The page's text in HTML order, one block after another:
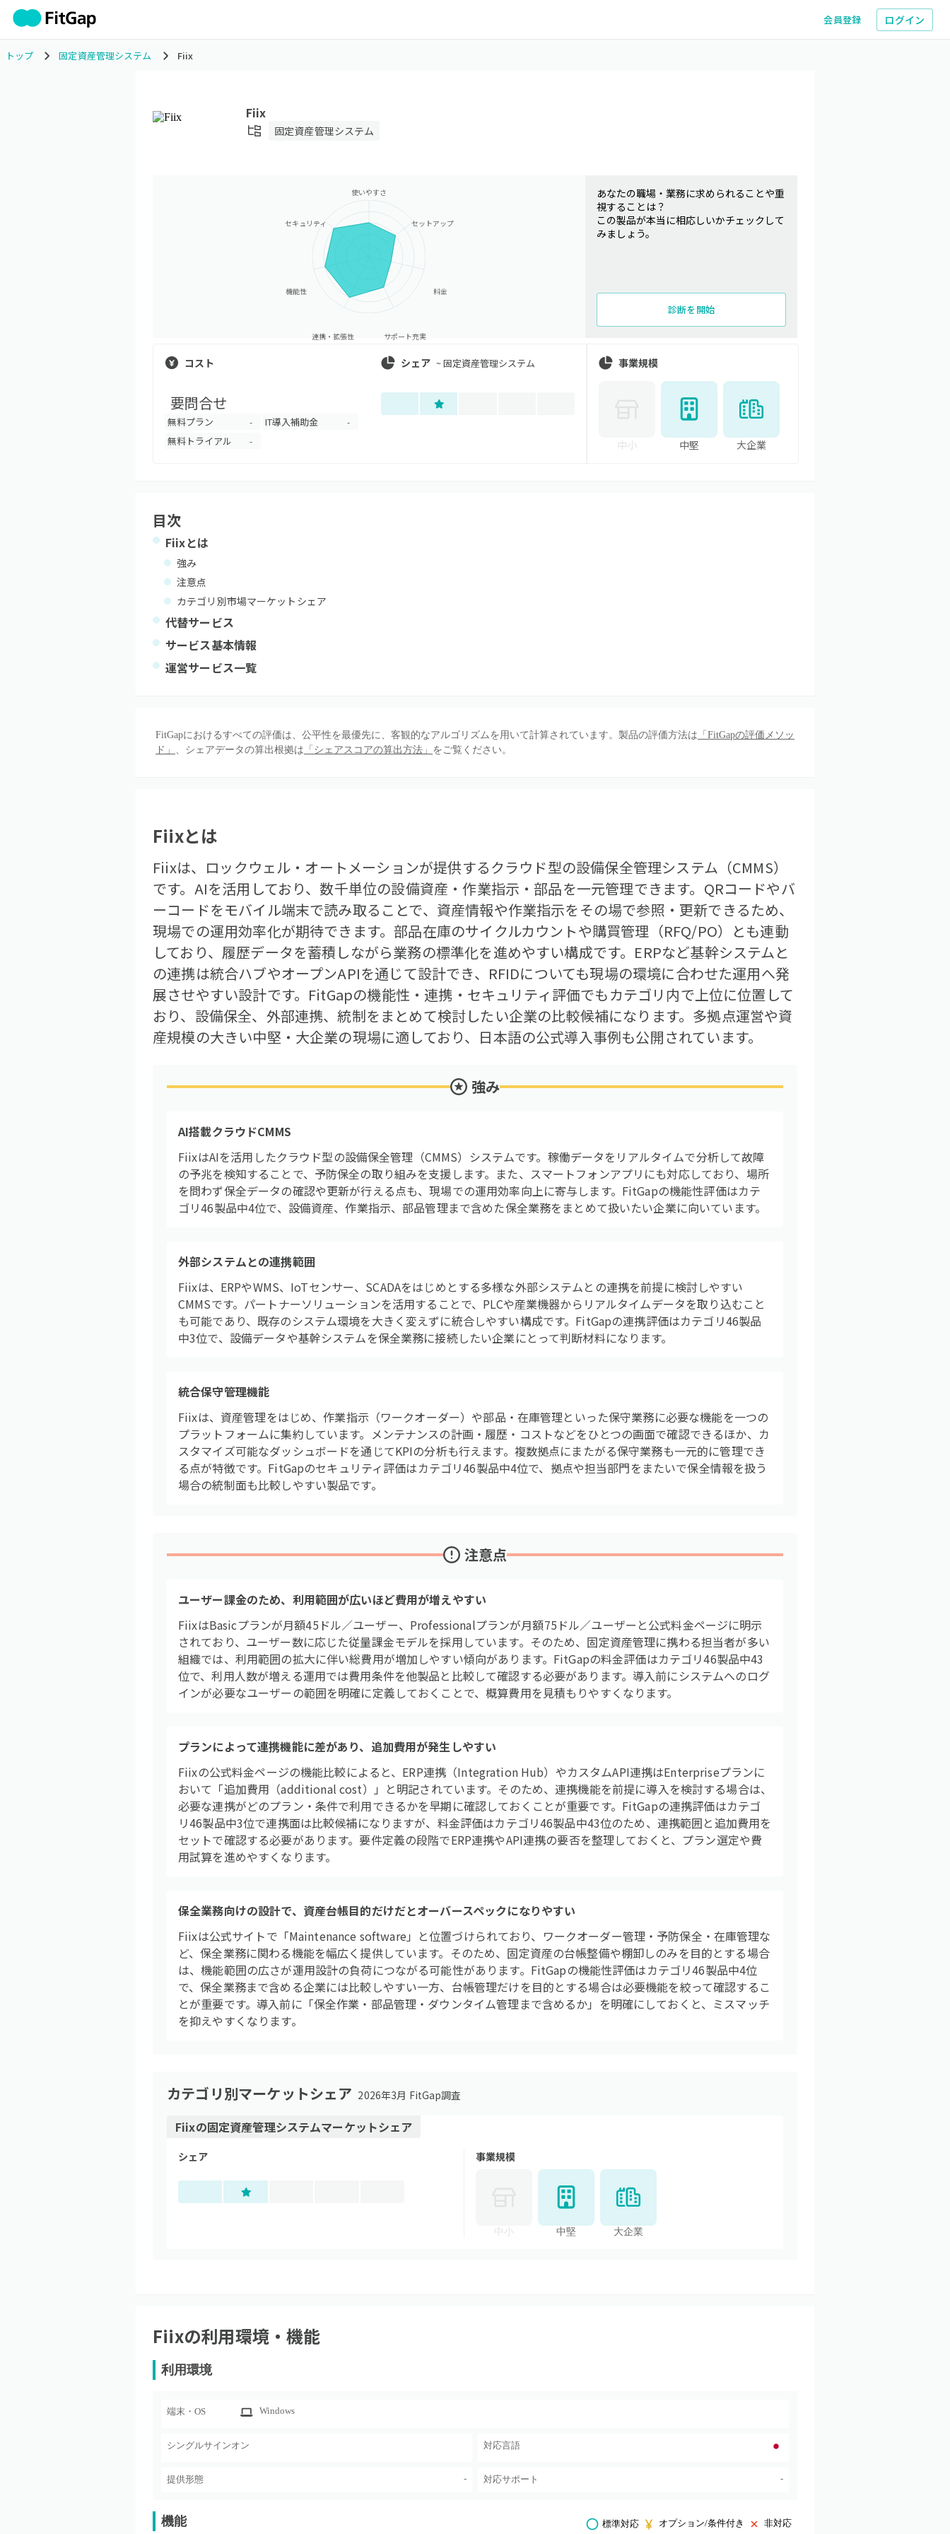
会員登録 ログイン
トップ 固定資産管理システム Fiix
Fiix
固定資産管理システム
使いやすさ
セットアップ
料金
サポート充実
連携・拡張性
機能性
セキュリティ
あなたの職場・業務に求められることや重
視することは？
この製品が本当に相応しいかチェックして
みましょう。
診断を開始
コスト
要問合せ
無料プラン - IT導入補助金 -
無料トライアル -
シェア ~固定資産管理システム 事業規模
中小 中堅 大企業
目次
Fiixとは
強み
注意点
カテゴリ別市場マーケットシェア
代替サービス
サービス基本情報
運営サービス一覧
FitGapにおけるすべての評価は、公平性を最優先に、客観的なアルゴリズムを用いて計算されています。製品の評価方法は 「FitGapの評価メソッ
ド」 、シェアデータの算出根拠は 「シェアスコアの算出方法」 をご覧ください。
Fiixとは
Fiixは、ロックウェル・オートメーションが提供するクラウド型の設備保全管理システム（CMMS）
です。AIを活用しており、数千単位の設備資産・作業指示・部品を一元管理できます。QRコードやバ
ーコードをモバイル端末で読み取ることで、資産情報や作業指示をその場で参照・更新できるため、
現場での運用効率化が期待できます。部品在庫のサイクルカウントや購買管理（RFQ/PO）とも連動
しており、履歴データを蓄積しながら業務の標準化を進めやすい構成です。ERPなど基幹システムと
の連携は統合ハブやオープンAPIを通じて設計でき、RFIDについても現場の環境に合わせた運用へ発
展させやすい設計です。FitGapの機能性・連携・セキュリティ評価でもカテゴリ内で上位に位置して
おり、設備保全、外部連携、統制をまとめて検討したい企業の比較候補になります。多拠点運営や資
産規模の大きい中堅・大企業の現場に適しており、日本語の公式導入事例も公開されています。
強み
AI搭載クラウドCMMS
FiixはAIを活用したクラウド型の設備保全管理（CMMS）システムです。稼働データをリアルタイムで分析して故障
の予兆を検知することで、予防保全の取り組みを支援します。また、スマートフォンアプリにも対応しており、場所
を問わず保全データの確認や更新が行える点も、現場での運用効率向上に寄与します。FitGapの機能性評価はカテ
ゴリ46製品中4位で、設備資産、作業指示、部品管理まで含めた保全業務をまとめて扱いたい企業に向いています。
外部システムとの連携範囲
Fiixは、ERPやWMS、IoTセンサー、SCADAをはじめとする多様な外部システムとの連携を前提に検討しやすい
CMMSです。パートナーソリューションを活用することで、PLCや産業機器からリアルタイムデータを取り込むこと
も可能であり、既存のシステム環境を大きく変えずに統合しやすい構成です。FitGapの連携評価はカテゴリ46製品
中3位で、設備データや基幹システムを保全業務に接続したい企業にとって判断材料になります。
統合保守管理機能
Fiixは、資産管理をはじめ、作業指示（ワークオーダー）や部品・在庫管理といった保守業務に必要な機能を一つの
プラットフォームに集約しています。メンテナンスの計画・履歴・コストなどをひとつの画面で確認できるほか、カ
スタマイズ可能なダッシュボードを通じてKPIの分析も行えます。複数拠点にまたがる保守業務も一元的に管理でき
る点が特徴です。FitGapのセキュリティ評価はカテゴリ46製品中4位で、拠点や担当部門をまたいで保全情報を扱う
場合の統制面も比較しやすい製品です。
注意点
ユーザー課金のため、利用範囲が広いほど費用が増えやすい
FiixはBasicプランが月額45ドル／ユーザー、Professionalプランが月額75ドル／ユーザーと公式料金ページに明示
されており、ユーザー数に応じた従量課金モデルを採用しています。そのため、固定資産管理に携わる担当者が多い
組織では、利用範囲の拡大に伴い総費用が増加しやすい傾向があります。FitGapの料金評価はカテゴリ46製品中43
位で、利用人数が増える運用では費用条件を他製品と比較して確認する必要があります。導入前にシステムへのログ
インが必要なユーザーの範囲を明確に定義しておくことで、概算費用を見積もりやすくなります。
プランによって連携機能に差があり、追加費用が発生しやすい
Fiixの公式料金ページの機能比較によると、ERP連携（Integration Hub）やカスタムAPI連携はEnterpriseプランに
おいて「追加費用（additional cost）」と明記されています。そのため、連携機能を前提に導入を検討する場合は、
必要な連携がどのプラン・条件で利用できるかを早期に確認しておくことが重要です。FitGapの連携評価はカテゴ
リ46製品中3位で連携面は比較候補になりますが、料金評価はカテゴリ46製品中43位のため、連携範囲と追加費用を
セットで確認する必要があります。要件定義の段階でERP連携やAPI連携の要否を整理しておくと、プラン選定や費
用試算を進めやすくなります。
保全業務向けの設計で、資産台帳目的だけだとオーバースペックになりやすい
Fiixは公式サイトで「Maintenance software」と位置づけられており、ワークオーダー管理・予防保全・在庫管理な
ど、保全業務に関わる機能を幅広く提供しています。そのため、固定資産の台帳整備や棚卸しのみを目的とする場合
は、機能範囲の広さが運用設計の負荷につながる可能性があります。FitGapの機能性評価はカテゴリ46製品中4位
で、保全業務まで含める企業には比較しやすい一方、台帳管理だけを目的とする場合は必要機能を絞って確認するこ
とが重要です。導入前に「保全作業・部品管理・ダウンタイム管理まで含めるか」を明確にしておくと、ミスマッチ
を抑えやすくなります。
カテゴリ別マーケットシェア 2026年3月 FitGap調査
Fiixの固定資産管理システムマーケットシェア
シェア 事業規模
中小 中堅 大企業
Fiixの利用環境・機能
利用環境
端末・OS Windows
シングルサインオン 対応言語
提供形態 - 対応サポート -
機能 標準対応 オプション/条件付き 非対応